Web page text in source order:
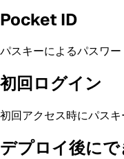
Pocket ID
パスキーによるパスワ
初回ログイン
初回アクセス時にパス
デプロイ後にで